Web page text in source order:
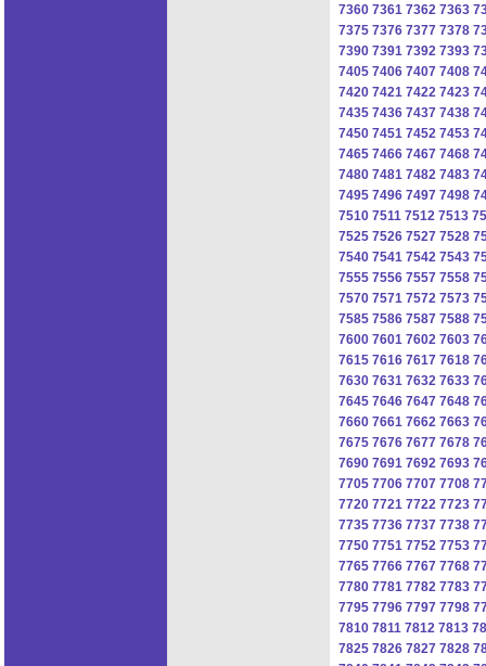
7360 7361 7362 7363
7375 7376 7377 7378
7390 7391 7392 7393
7405 7406 7407 7408
7420 7421 7422 7423
7435 7436 7437 7438
7450 7451 7452 7453
7465 7466 7467 7468
7480 7481 7482 7483
7495 7496 7497 7498
7510 7511 7512 7513
7525 7526 7527 7528
7540 7541 7542 7543
7555 7556 7557 7558
7570 7571 7572 7573
7585 7586 7587 7588
7600 7601 7602 7603
7615 7616 7617 7618
7630 7631 7632 7633
7645 7646 7647 7648
7660 7661 7662 7663
7675 7676 7677 7678
7690 7691 7692 7693
7705 7706 7707 7708
7720 7721 7722 7723
7735 7736 7737 7738
7750 7751 7752 7753
7765 7766 7767 7768
7780 7781 7782 7783
7795 7796 7797 7798
7810 7811 7812 7813
7825 7826 7827 7828